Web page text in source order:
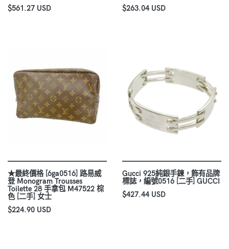
$561.27 USD
$263.04 USD
★最終價格 [6ga0516] 路易威
登 Monogram Trousses
Toilette 28 手拿包 M47522 棕
色 [二手] 女士
$224.90 USD
Gucci 925純銀手鍊，飾有品牌
標誌，編號0516 [二手] GUCCI
$427.44 USD